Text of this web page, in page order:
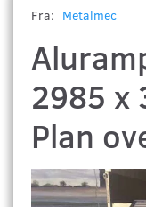
Fra: Metalmec
2985 x
Plan